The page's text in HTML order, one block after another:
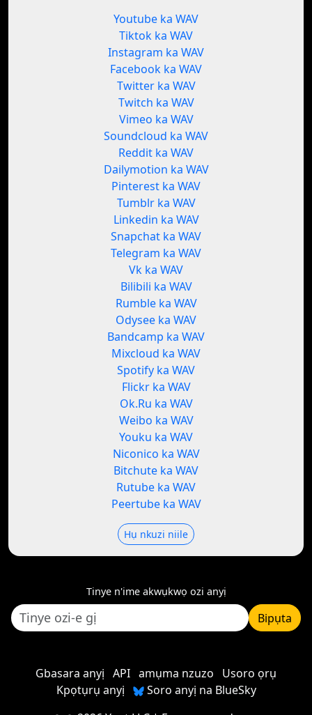
Youtube ka WAV
Tiktok ka WAV
Instagram ka WAV
Facebook ka WAV
Twitter ka WAV
Twitch ka WAV
Vimeo ka WAV
Soundcloud ka WAV
Reddit ka WAV
Dailymotion ka WAV
Pinterest ka WAV
Tumblr ka WAV
Linkedin ka WAV
Snapchat ka WAV
Telegram ka WAV
Vk ka WAV
Bilibili ka WAV
Rumble ka WAV
Odysee ka WAV
Bandcamp ka WAV
Mixcloud ka WAV
Spotify ka WAV
Flickr ka WAV
Ok.Ru ka WAV
Weibo ka WAV
Youku ka WAV
Niconico ka WAV
Bitchute ka WAV
Rutube ka WAV
Peertube ka WAV
Hụ nkuzi niile
Tinye n'ime akwụkwọ ozi anyị
Bipụta
Gbasara anyị API amụma nzuzo
Usoro ọrụ
Kpọtụrụ anyị
Soro anyị na BlueSky